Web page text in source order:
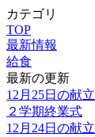
カテゴリ
TOP
最新情報
給食
最新の更新
12月25日の献立
２学期終業式
12月24日の献立